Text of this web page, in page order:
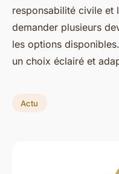
responsabilité civile et
demander plusieurs
les options
un choix éclairé et
Actu